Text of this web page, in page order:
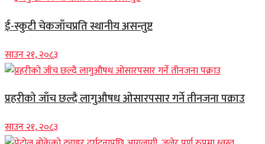
ई-स्कुटी चेकजाँचप्रति स्थानीय असन्तुष्ट
साउन २१, २०८३
प्रहरीको जाँच छल्दै लागुऔषध ओसारपसार गर्ने तीनजना पक्राउ
साउन २१, २०८३